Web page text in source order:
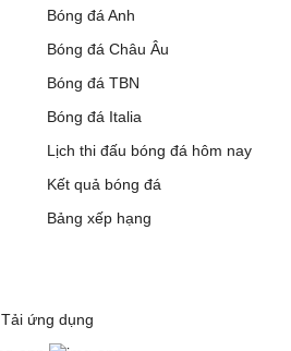
Bóng đá Anh
Bóng đá Châu Âu
Bóng đá TBN
Bóng đá Italia
Lịch thi đấu bóng đá hôm nay
Kết quả bóng đá
Bảng xếp hạng
Tải ứng dụng